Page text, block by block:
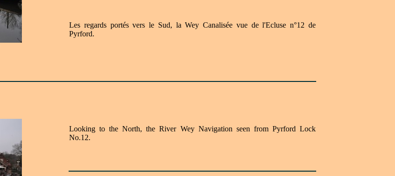
Les regards portés vers le Sud, la Wey Canalisée vue de l'Ecluse n°12 de
Pyrford.
Looking to the North, the River Wey Navigation seen from Pyrford Lock
No.12.